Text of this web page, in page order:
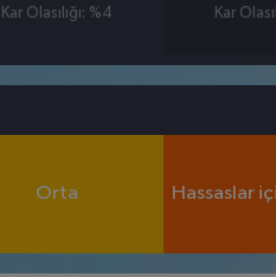
Kar Olasılığı: %4
Kar
Orta Hassaslar